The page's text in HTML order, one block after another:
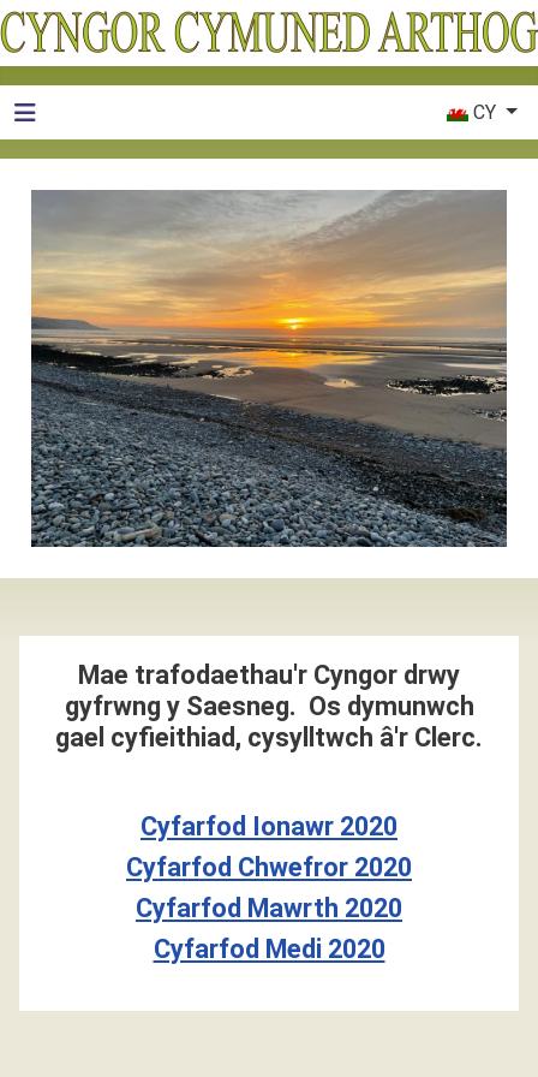
CY
Mae trafodaethau'r Cyngor drwy
gyfrwng y Saesneg. Os dymunwch
gael cyfieithiad, cysylltwch â'r Clerc.
Cyfarfod Ionawr 2020
Cyfarfod Chwefror 2020
Cyfarfod Mawrth 2020
Cyfarfod Medi 2020